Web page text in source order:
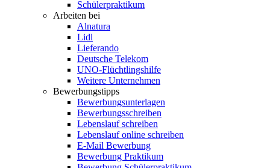
Schülerpraktikum
Arbeiten bei
Alnatura
Lidl
Lieferando
Deutsche Telekom
UNO-Flüchtlingshilfe
Weitere Unternehmen
Bewerbungstipps
Bewerbungsunterlagen
Bewerbungsschreiben
Lebenslauf schreiben
Lebenslauf online schreiben
E-Mail Bewerbung
Bewerbung Praktikum